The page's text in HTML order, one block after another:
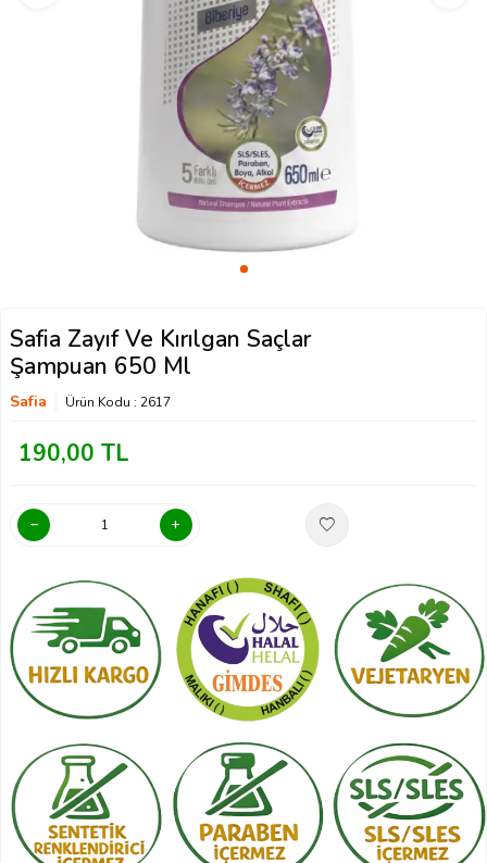
Safia Zayıf Ve Kırılgan Saçlar
Şampuan 650 Ml
Safia Ürün Kodu : 2617
190,00 TL